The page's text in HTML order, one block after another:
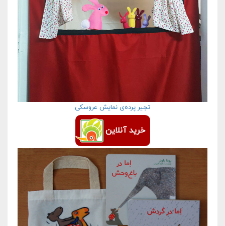
تجیر پرده‌‌ی نمایش عروسکی
خرید آنلاین